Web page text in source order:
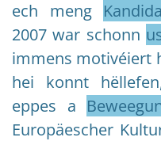
ech meng
2007 war schonn
immens motivéiert
hei konnt
eppes a
Europäescher